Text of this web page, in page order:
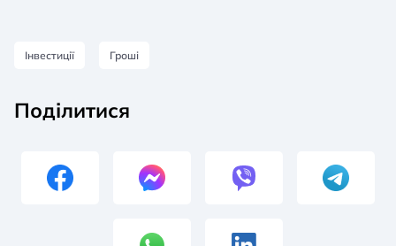
Інвестиції Гроші
Поділитися